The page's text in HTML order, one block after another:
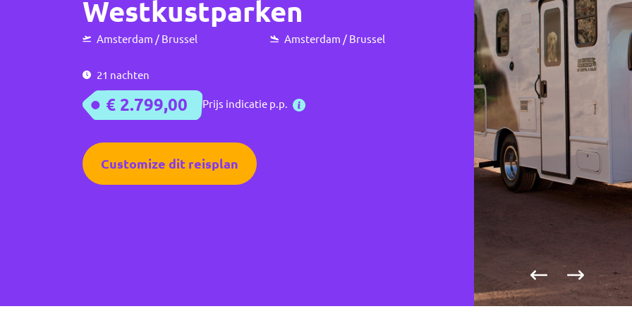
Vorige fotoVolgende
Westkustparken
Amsterdam / Brussel Amsterdam / Brussel
21 nachten
€ 2.799,00 Prijs indicatie p.p.
Customize dit reisplan